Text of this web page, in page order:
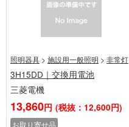
照明器具 > 施設用一般照明 > 非常灯
3H15DD｜交換用電池
三菱電機
13,860円 (税抜：12,600円)
お取り寄せ品